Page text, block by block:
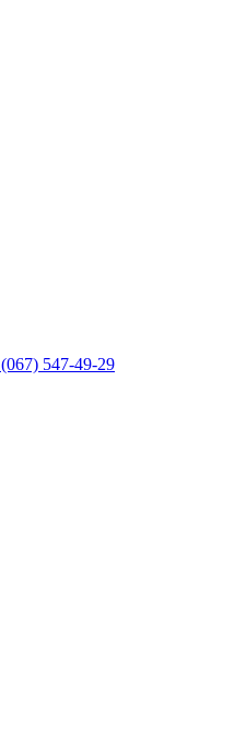
(067) 547-49-29